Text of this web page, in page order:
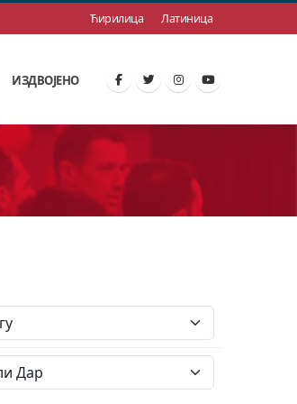
Ћирилица Латиница
ИЗДВОЈЕНО